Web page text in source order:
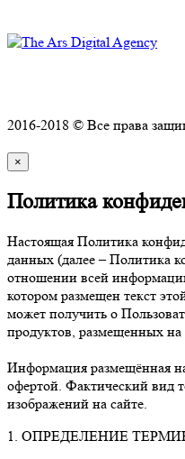
2016-2018 © Все права
×
Политика
Настоящая Политика
данных (далее – Политика
отношении всей
котором размещен текст
может получить о
продуктов, размещенных на
Информация размещённая
офертой. Фактический вид
изображений на сайте.
1. ОПРЕДЕЛЕНИЕ